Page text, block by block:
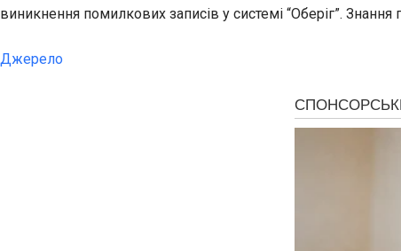
виникнення помилкових записів у системі “Оберіг”.
Джерело